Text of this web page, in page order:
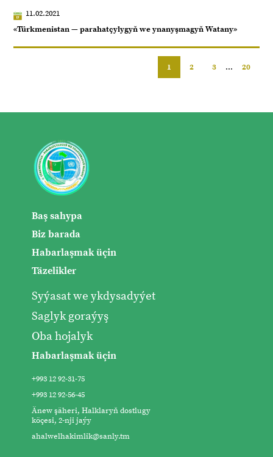
11.02.2021
«Türkmenistan — parahatçylygyň we ynanyşmagyň Watany»
1 2 3 ... 20
Baş sahypa
Biz barada
Habarlaşmak üçin
Täzelikler
Syýasat we ykdysadyýet
Saglyk goraýyş
Oba hojalyk
Habarlaşmak üçin
+993 12 92-31-75
+993 12 92-56-45
Änew şäheri, Halklaryň dostlugy
köçesi, 2-nji jaýy
ahalwelhakimlik@sanly.tm